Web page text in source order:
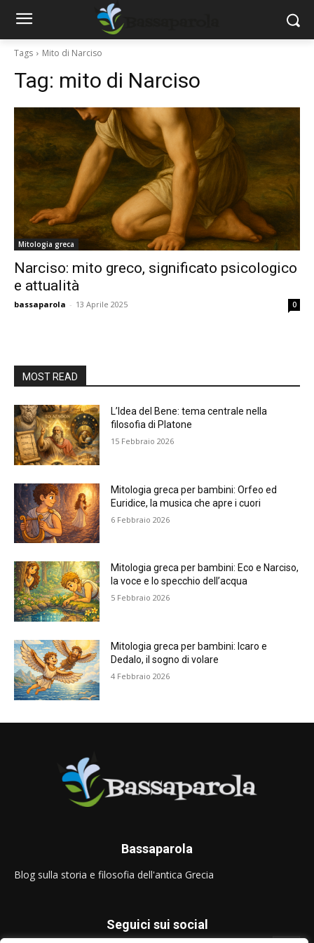
Tags Mito di Narciso
Tag: mito di Narciso
Mitologia greca
Narciso: mito greco, significato psicologico
e attualità
bassaparola - 13 Aprile 2025 0
MOST READ
L’Idea del Bene: tema centrale nella
filosofia di Platone
15 Febbraio 2026
Mitologia greca per bambini: Orfeo ed
Euridice, la musica che apre i cuori
6 Febbraio 2026
Mitologia greca per bambini: Eco e Narciso,
la voce e lo specchio dell’acqua
5 Febbraio 2026
Mitologia greca per bambini: Icaro e
Dedalo, il sogno di volare
4 Febbraio 2026
Bassaparola
Blog sulla storia e filosofia dell'antica Grecia
Seguici sui social